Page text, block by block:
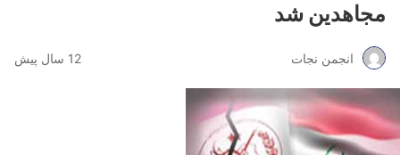
مجاهدین شد
انجمن نجات 12 سال پیش